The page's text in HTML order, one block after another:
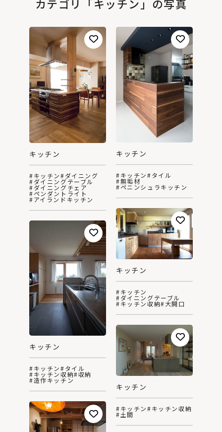
カテゴリ「キッチン」の写真
キッチン
#キッチン#ダイニング
#ダイニングテーブル
#ダイニングチェア
#ペンダントライト
#アイランドキッチン
キッチン
#キッチン#タイル
#無垢材
#ペニンシュラキッチン
キッチン
#キッチン
#ダイニングテーブル
#キッチン収納#大開口
キッチン
#キッチン#タイル
#キッチン収納#収納
#造作キッチン
キッチン
#キッチン#キッチン収納
#土間